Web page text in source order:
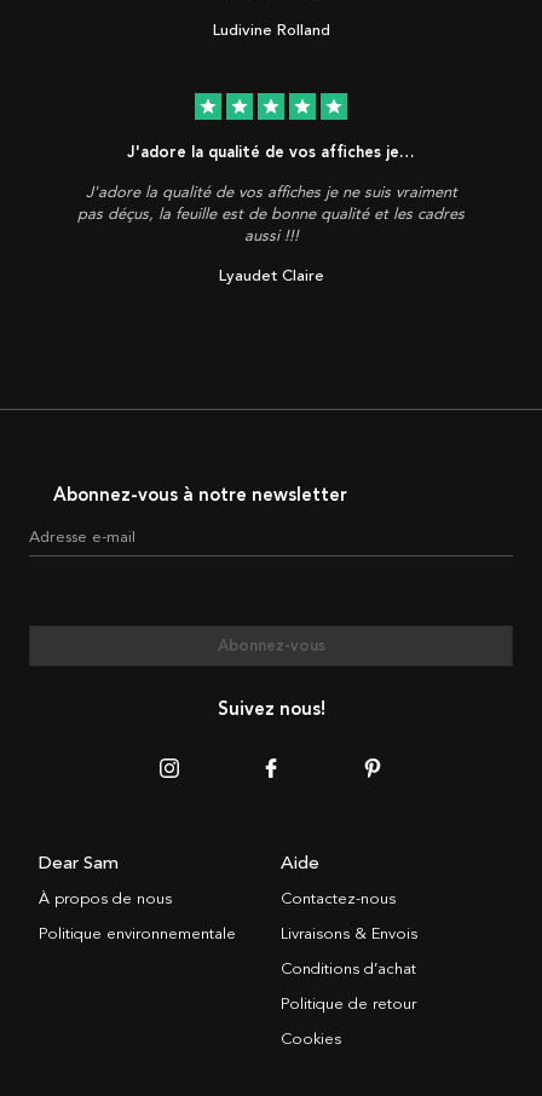
Ludivine Rolland
star star star star star
J'adore la qualité de vos affiches je…
J'adore la qualité de vos affiches je ne suis vraiment
pas déçus, la feuille est de bonne qualité et les cadres
aussi !!!
Lyaudet Claire
Abonnez-vous à notre newsletter
Adresse e-mail
Abonnez-vous
Suivez nous!
Dear Sam
À propos de nous
Politique environnementale
Aide
Contactez-nous
Livraisons & Envois
Conditions d’achat
Politique de retour
Cookies